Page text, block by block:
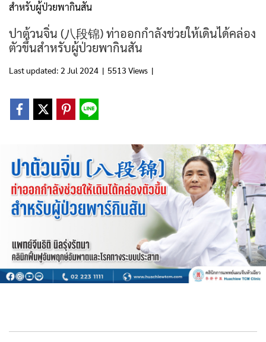
สำหรับผู้ป่วยพากินสัน
ปาต้วนจิ่น (八段锦) ท่าออกกำลังช่วยให้เดินได้คล่อง
ตัวขึ้นสำหรับผู้ป่วยพากินสัน
Last updated: 2 Jul 2024 | 5513 Views |